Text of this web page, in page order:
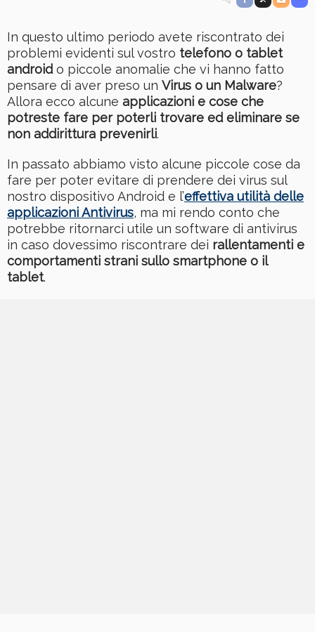
In questo ultimo periodo avete riscontrato dei
problemi evidenti sul vostro telefono o tablet
androido piccole anomalie che vi hanno fatto
pensare di aver preso un Virus o un Malware?
Allora ecco alcune applicazioni e cose che
potreste fare per poterli trovare ed eliminare se
non addirittura prevenirli.
In passato abbiamo visto alcune piccole cose da
fare per poter evitare di prendere dei virus sul
nostro dispositivo Android e l’effettiva utilità delle
applicazioni Antivirus, ma mi rendo conto che
potrebbe ritornarci utile un software di antivirus
in caso dovessimo riscontrare dei rallentamenti e
comportamenti strani sullo smartphone o il
tablet.